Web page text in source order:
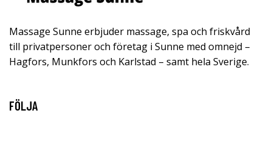
Massage Sunne erbjuder massage, spa och friskvård
till privatpersoner och företag i Sunne med omnejd –
Hagfors, Munkfors och Karlstad – samt hela Sverige.
FÖLJA